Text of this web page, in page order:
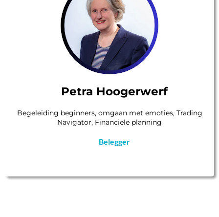
Petra Hoogerwerf
Begeleiding beginners, omgaan met emoties, Trading
Navigator, Financiële planning
Belegger